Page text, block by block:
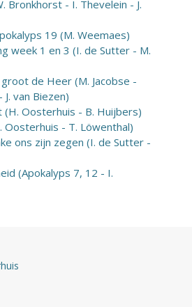
Bronkhorst - I. Thevelein - J.
19 (M. Weemaes)
week 1 en 3 (I. de Sutter - M.
de Heer (M. Jacobse -
van Biezen)
(H. Oosterhuis - B. Huijbers)
Oosterhuis - T. Löwenthal)
ons zijn zegen (I. de Sutter -
(Apokalyps 7, 12 - I.